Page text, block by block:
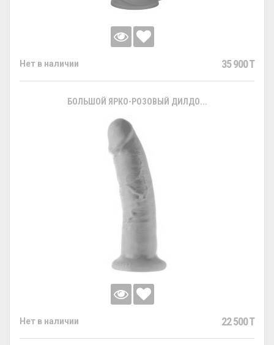
Нет в наличии 35 900 T
БОЛЬШОЙ ЯРКО-РОЗОВЫЙ ДИЛДО...
Нет в наличии 22 500 T